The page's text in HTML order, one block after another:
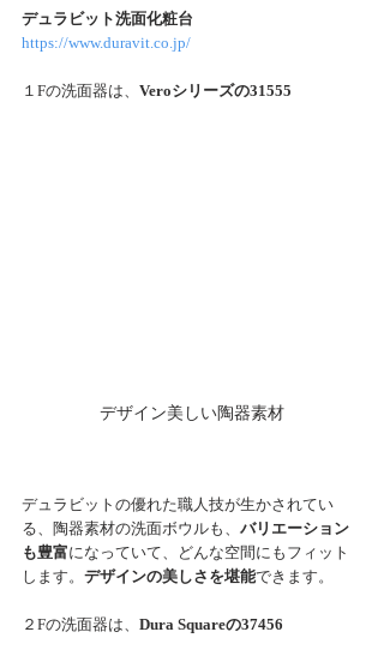
デュラビット洗面化粧台
https://www.duravit.co.jp/
１Fの洗面器は、 Veroシリーズの31555
デザイン美しい陶器素材
デュラビットの優れた職人技が生かされてい
る、陶器素材の洗面ボウルも、 バリエーション
も豊富になっていて、どんな空間にもフィット
します。 デザインの美しさを堪能できます。
２Fの洗面器は、 Dura Squareの37456